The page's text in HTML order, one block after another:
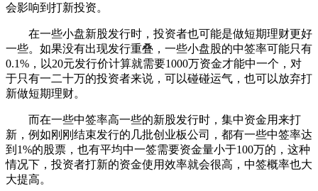
会影响到打新投资。
在一些小盘新股发行时，投资者也可能是做短期理财更好
一些。如果没有出现发行重叠，一些小盘股的中签率可能只有
0.1%，以20元发行价计算就需要1000万资金才能中一个，对
于只有一二十万的投资者来说，可以碰碰运气，也可以放弃打
新做短期理财。
而在一些中签率高一些的新股发行时，集中资金用来打
新，例如刚刚结束发行的几批创业板公司，都有一些中签率达
到1%的股票，也有平均中一签需要资金量小于100万的，这种
情况下，投资者打新的资金使用效率就会很高，中签概率也大
大提高。